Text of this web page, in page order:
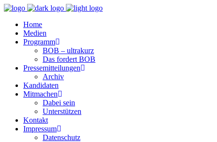
Home
Medien
Programm
BOB – ultrakurz
Das fordert BOB
Pressemitteilungen
Archiv
Kandidaten
Mitmachen
Dabei sein
Unterstützen
Kontakt
Impressum
Datenschutz